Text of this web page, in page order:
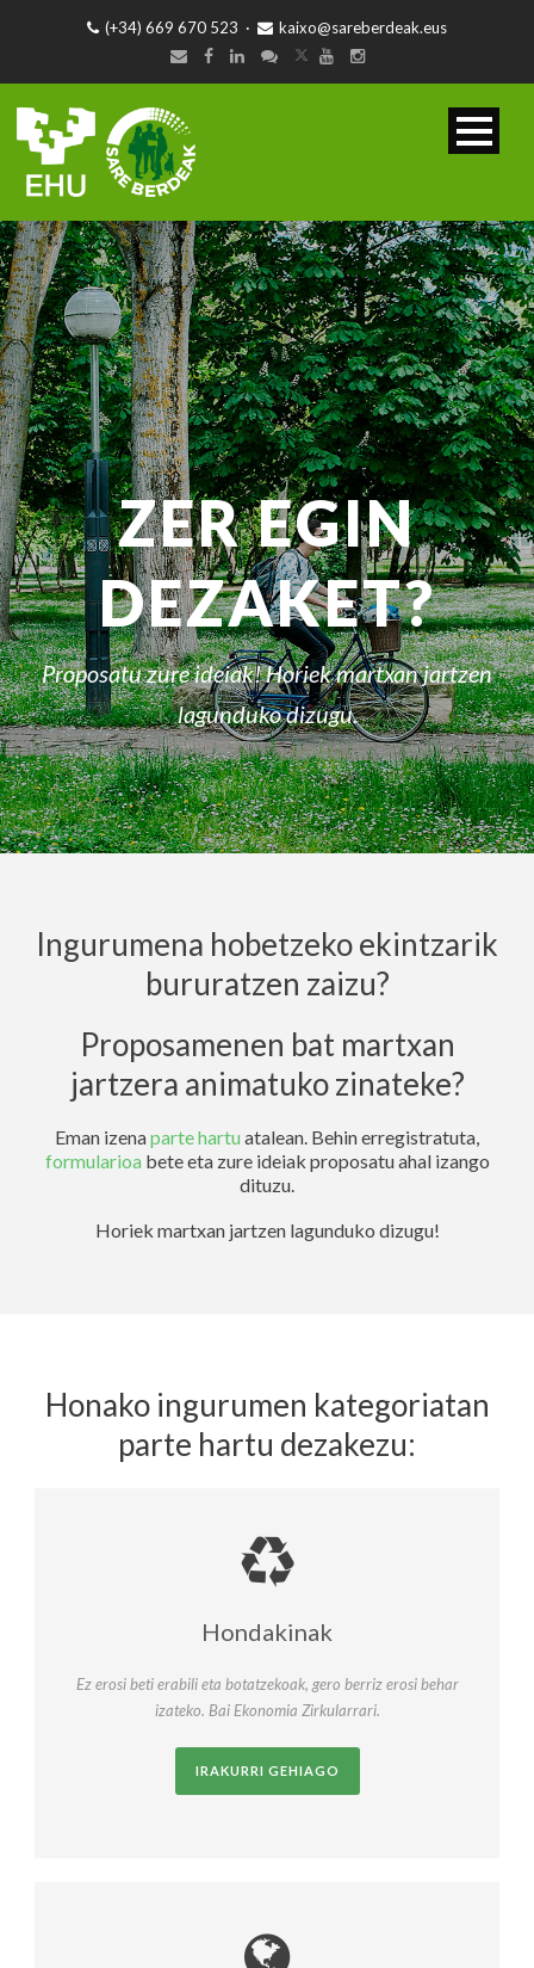
(+34) 669 670 523 · kaixo@sareberdeak.eus
ZER EGIN
DEZAKET?
Proposatu zure ideiak! Horiek martxan jartzen
lagunduko dizugu.
Ingurumena hobetzeko ekintzarik
bururatzen zaizu?
Proposamenen bat martxan
jartzera animatuko zinateke?
Eman izenaparte hartu atalean. Behin erregistratuta,
formularioa bete eta zure ideiak proposatu ahal izango
dituzu.
Horiek martxan jartzen lagunduko dizugu!
Honako ingurumen kategoriatan
parte hartu dezakezu:
Hondakinak
Ez erosi beti erabili eta botatzekoak, gero berriz erosi behar
izateko. Bai Ekonomia Zirkularrari.
IRAKURRI GEHIAGO